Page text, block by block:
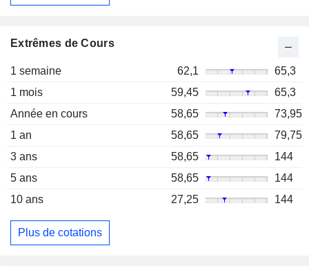
Extrêmes de Cours
1 semaine 62,1
65,3
1 mois
59,45
65,3
Année en cours
58,65
73,95
1 an
58,65
79,75
3 ans
58,65
144
5 ans
58,65
144
10 ans
27,25 144
Plus de cotations